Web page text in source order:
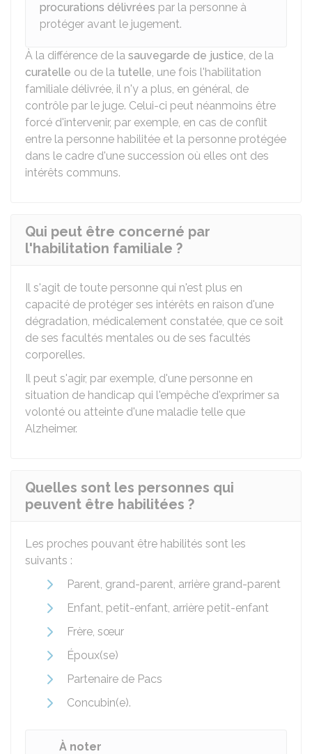
procurations délivrées par la personne à
protéger avant le jugement.
À la différence de la sauvegarde de justice, de la
curatelle ou de la tutelle, une fois l'habilitation
familiale délivrée, il n'y a plus, en général, de
contrôle par le juge. Celui-ci peut néanmoins être
forcé d'intervenir, par exemple, en cas de conflit
entre la personne habilitée et la personne protégée
dans le cadre d'une succession où elles ont des
intérêts communs.
Qui peut être concerné par
l'habilitation familiale ?
Il s'agit de toute personne qui n'est plus en
capacité de protéger ses intérêts en raison d'une
dégradation, médicalement constatée, que ce soit
de ses facultés mentales ou de ses facultés
corporelles.
Il peut s'agir, par exemple, d'une personne en
situation de handicap qui l'empêche d'exprimer sa
volonté ou atteinte d'une maladie telle que
Alzheimer.
Quelles sont les personnes qui
peuvent être habilitées ?
Les proches pouvant être habilités sont les
suivants :
Parent, grand-parent, arrière grand-parent
Enfant, petit-enfant, arrière petit-enfant
Frère, sœur
Époux(se)
Partenaire de Pacs
Concubin(e).
À noter